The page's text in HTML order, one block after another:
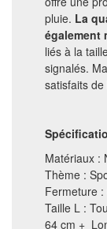
pluie. La
également
liés à la
signalés.
satisfaits
Matériaux :
Thème :
Fermeture
Taille L :
64 cm +